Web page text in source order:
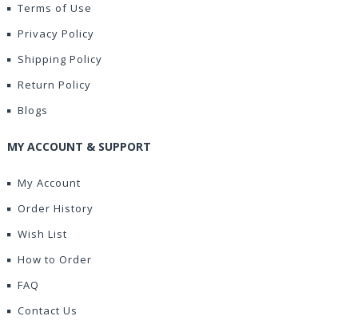
Terms of Use
Privacy Policy
Shipping Policy
Return Policy
Blogs
MY ACCOUNT & SUPPORT
My Account
Order History
Wish List
How to Order
FAQ
Contact Us